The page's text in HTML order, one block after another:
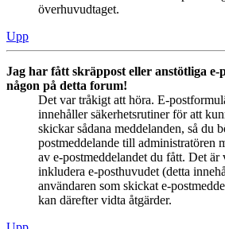
överhuvudtaget.
Upp
Jag har fått skräppost eller anstötliga e-
någon på detta forum!
Det var tråkigt att höra. E-
innehåller säkerhetsrutiner för att
skickar sådana meddelanden, så du
postmeddelande till administratören
av e-postmeddelandet du fått. Det
inkludera e-posthuvudet (detta
användaren som skickat e-
kan därefter vidta åtgärder.